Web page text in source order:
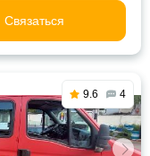
Связаться
9.6 4